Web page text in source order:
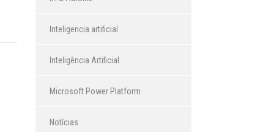
Inteligencia artificial
Inteligência Artificial
Microsoft Power Platform
Notícias